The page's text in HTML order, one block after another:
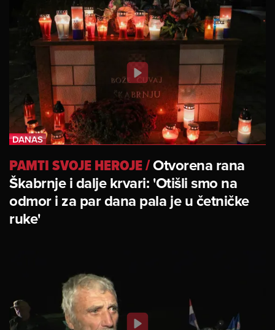
PAMTI SVOJE HEROJE/Otvorena rana
Škabrnje i dalje krvari: 'Otišli smo na
odmor i za par dana pala je u četničke
ruke'